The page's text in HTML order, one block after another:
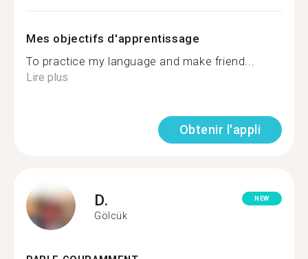
Mes objectifs d'apprentissage
To practice my language and make friend...
Lire plus
Obtenir l'appli
D.
Gölcük
NEW